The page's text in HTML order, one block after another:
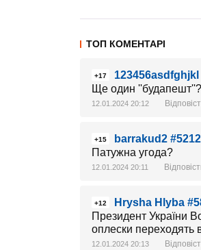
ТОП КОМЕНТАРІ
+17
Ще один ''будапешт''?
12.01.2024 20:12
+15
barrakud2
Патужна угода?
12.01.2024 20:11
+12
Hrysha Hlyba
Президент України
оплески переходять
12.01.2024 20:13